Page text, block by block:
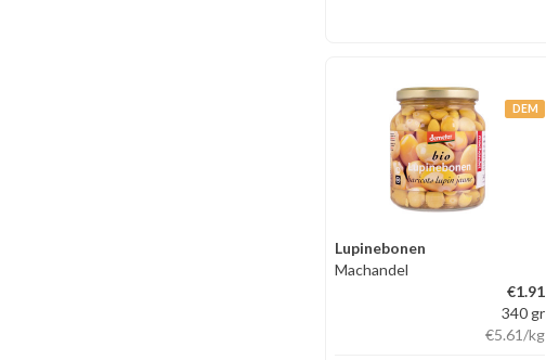
DEM
Lupinebonen
Machandel
€1.91
340 gr
€5.61/kg